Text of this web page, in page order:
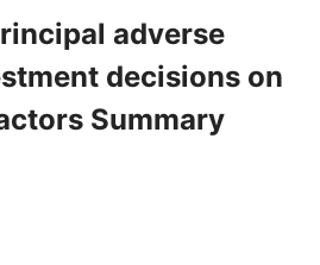
adverse
decisions on
Summary